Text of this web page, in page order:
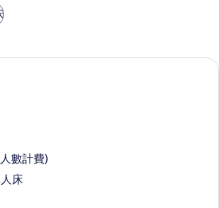
消防大象 | 迷你吧、書桌、遮光布/窗
數計費)
床